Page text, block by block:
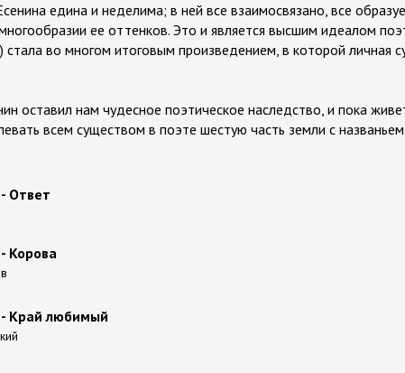
едина и неделима; в ней все взаимосвязано, все
ее оттенков. Это и является высшим идеалом
стала во многом итоговым произведением, в которой личная
оставил нам чудесное поэтическое наследство, и пока
всем существом в поэте шестую часть земли с названьем
Ответ
Kopoвa
- Край любимый